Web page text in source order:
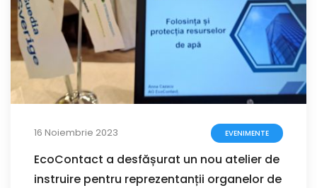
16 Noiembrie 2023 EVENIMENTE
EcoContact a desfășurat un nou atelier de
instruire pentru reprezentanții organelor de